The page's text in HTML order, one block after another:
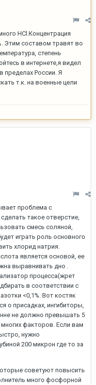
HCl.Концентрация
Этим составом травят во
степень
в интернете,я видел
пределах России. Я
т.к. на военные цели
проблема с
такое отверстие,
смесь соляной,
играть роль основного
хлорид натрия.
является основой, ее
выравнивать дно .
процесса(жрет
в соответствии с
<0,1%. Вот костяк
о присадках, ингибиторы,
не должно превышать 5
факторов. Если вам
нужно
200 микрон где то за
советуют повысить
много фосфорной